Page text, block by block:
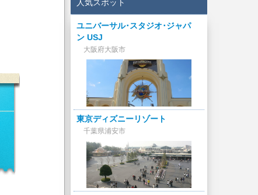
人気スポット
ユニバーサル･スタジオ･ジャパ
ン USJ
大阪府大阪市
東京ディズニーリゾート
千葉県浦安市